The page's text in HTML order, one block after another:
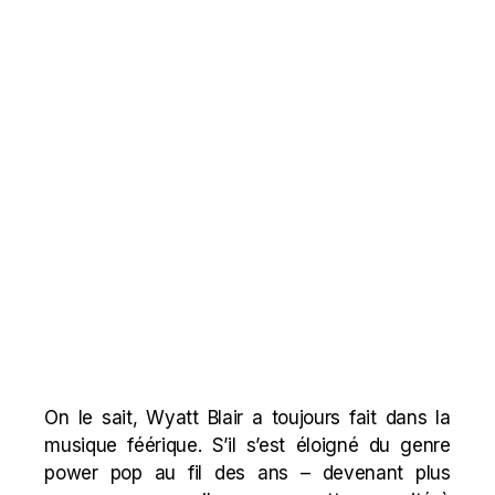
On le sait, Wyatt Blair a toujours fait dans la
musique féérique. S’il s’est éloigné du genre
power pop au fil des ans – devenant plus